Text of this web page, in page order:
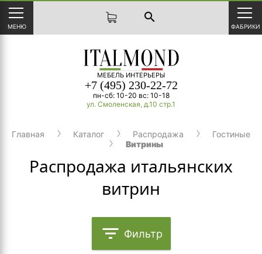
МЕНЮ
search
ФАБРИКИ
МЕБЕЛЬ ИНТЕРЬЕРЫ
+7 (495) 230-22-72
пн-сб: 10-20 вс: 10-18
ул. Смоленская, д.10 стр.1
Главная Каталог Распродажа
Гостиные
Витрины
Распродажа итальянских
витрин
filter_list Фильтр